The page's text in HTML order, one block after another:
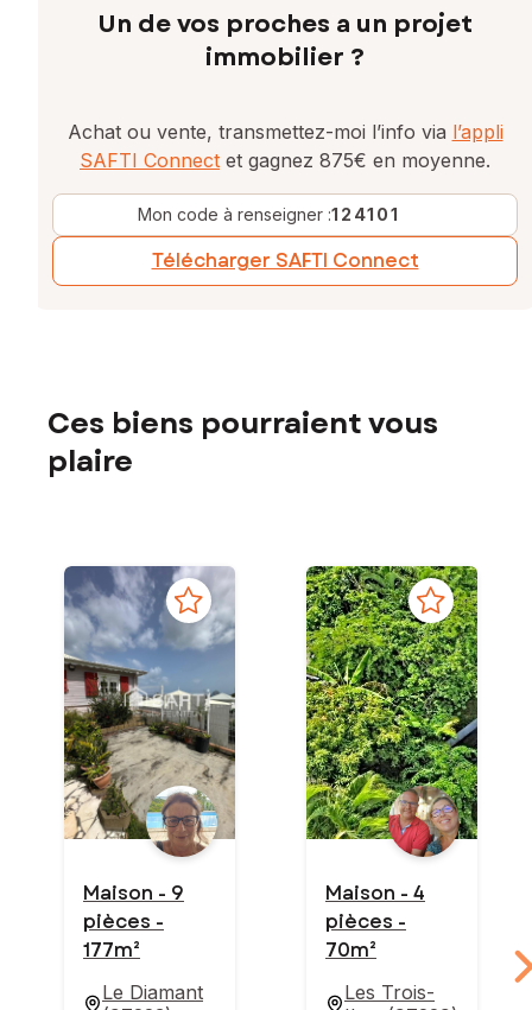
Un de vos proches a un projet
immobilier ?
Achat ou vente, transmettez-moi l’info via l’appli
SAFTI Connect et gagnez 875€ en moyenne.
Mon code à renseigner :124101
Télécharger SAFTI Connect
Ces biens pourraient vous
plaire
Maison - 9
pièces -
177m²
Le Diamant
Maison - 4
pièces -
70m²
Les Trois-